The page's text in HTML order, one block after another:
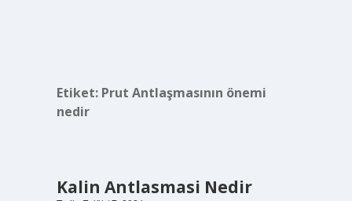
Etiket: Prut Antlaşmasının önemi
nedir
Kalin Antlasmasi Nedir